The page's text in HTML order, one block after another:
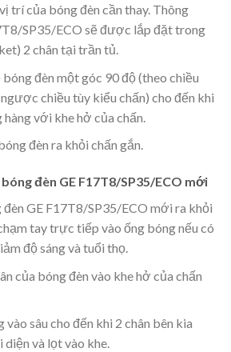
trí của bóng đèn cần thay. Thông
SP35/ECO sẽ được lắp đặt trong
2 chân tại trần tủ.
đèn một góc 90 độ (theo chiều
chiều tùy kiểu chấn) cho đến khi
với khe hở của chấn.
đèn ra khỏi chấn gắn.
đèn GE F17T8/SP35/ECO mới
GE F17T8/SP35/ECO mới ra khỏi
tay trực tiếp vào ống bóng nếu có
độ sáng và tuổi thọ.
của bóng đèn vào khe hở của chấn
sâu cho đến khi 2 chân bên kia
diện và lọt vào khe.